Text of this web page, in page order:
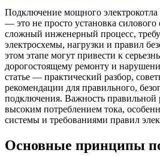
Подключение мощного электрокотла
— это не просто установка силового
сложный инженерный процесс,
электросхемы, нагрузки и правил
этом этапе могут привести к
дорогостоящему ремонту и
статье — практический разбор,
рекомендации для правильного,
подключения. Важность правильной
высоким потреблением тока,
системы и требованиями правил
Основные принципы